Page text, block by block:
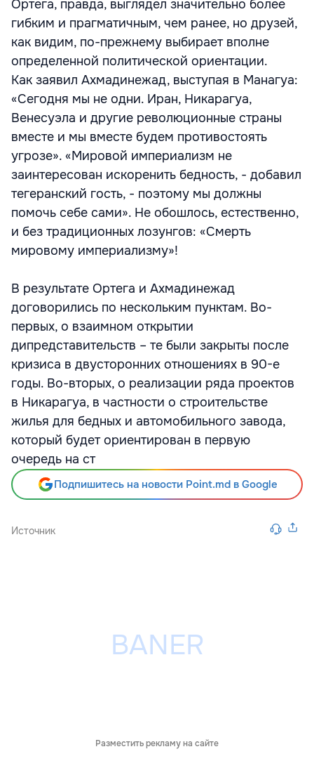
Ортега, правда, выглядел значительно более
гибким и прагматичным, чем ранее, но друзей,
как видим, по-прежнему выбирает вполне
определенной политической ориентации.
Как заявил Ахмадинежад, выступая в Манагуа:
«Сегодня мы не одни. Иран, Никарагуа,
Венесуэла и другие революционные страны
вместе и мы вместе будем противостоять
угрозе». «Мировой империализм не
заинтересован искоренить бедность, - добавил
тегеранский гость, - поэтому мы должны
помочь себе сами». Не обошлось, естественно,
и без традиционных лозунгов: «Смерть
мировому империализму»!
В результате Ортега и Ахмадинежад
договорились по нескольким пунктам. Во-
первых, о взаимном открытии
дипредставительств – те были закрыты после
кризиса в двусторонних отношениях в 90-е
годы. Во-вторых, о реализации ряда проектов
в Никарагуа, в частности о строительстве
жилья для бедных и автомобильного завода,
который будет ориентирован в первую
очередь на ст
Подпишитесь на новости Point.md в Google
Источник
Разместить рекламу на сайте